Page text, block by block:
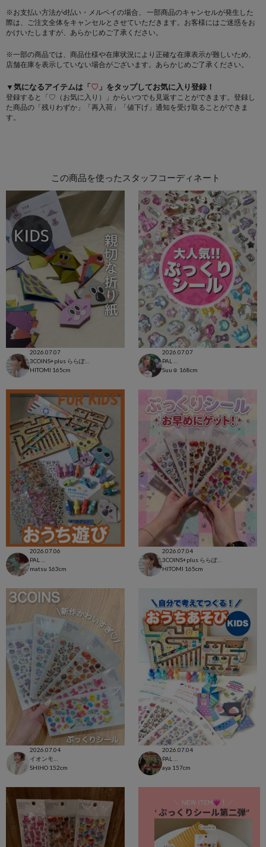
※お支払い方法がd払い・メルペイの場合、 一部商品のキャンセルが発生した
際は、ご注文全体をキャンセルとさせていただきます。お客様にはご迷惑をお
かけいたしますが、あらかじめご了承ください。
※一部の商品では、商品仕様や在庫状況により正確な在庫表示が難しいため、
店舗在庫を表示していない場合がございます。あらかじめご了承ください。
▼気になるアイテムは「♡ 」をタップしてお気に入り登録！
登録すると「♡（お気に入り）」からいつでも見返すことができます。登録し
た商品の「残りわずか」「再入荷」「値下げ」通知を受け取ることができま
す。
この商品を使ったスタッフコーディネート
2026.07.07
HITOMI 165cm
2026.07.07
Suu☺︎ 168cm
2026.07.06
matsu 163cm
2026.07.04
3COINS+plus ららぽーと和泉店
HITOMI 165cm
2026.07.04
SHIHO 152cm
2026.07.04
aya 157cm